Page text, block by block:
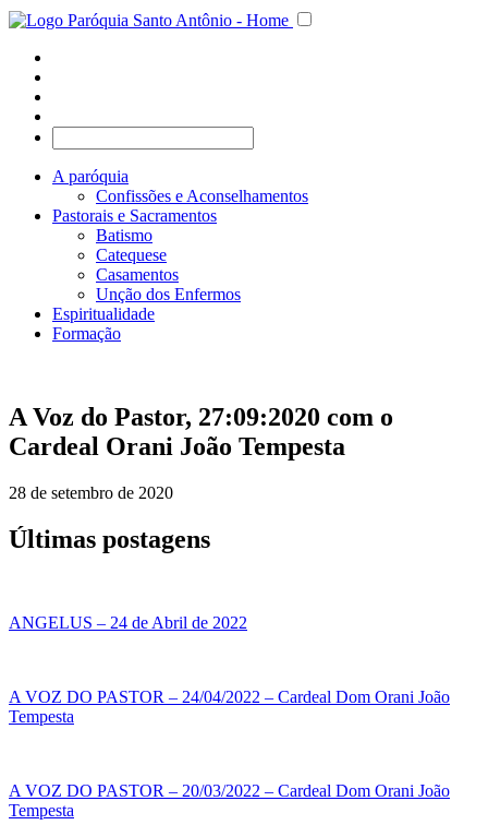
A paróquia
Confissões e Aconselhamentos
Pastorais e Sacramentos
Batismo
Catequese
Casamentos
Unção dos Enfermos
Espiritualidade
Formação
A Voz do Pastor, 27:09:2020 com o
Cardeal Orani João Tempesta
28 de setembro de 2020
Últimas postagens
ANGELUS – 24 de Abril de 2022
A VOZ DO PASTOR – 24/04/2022 – Cardeal Dom Orani João
Tempesta
A VOZ DO PASTOR – 20/03/2022 – Cardeal Dom Orani João
Tempesta